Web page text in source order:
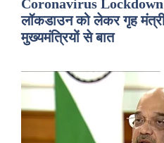
Coronavirus Lockdown
लॉकडाउन को लेकर गृह
मुख्यमंत्रियों से बात